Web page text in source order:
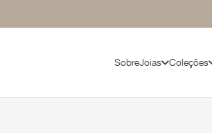
SobreJoias Coleções